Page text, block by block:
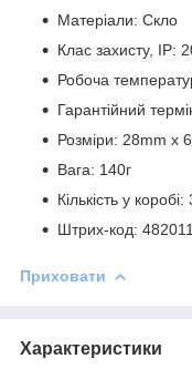
Матеріали: Скло
Клас захисту, IP:
Робоча
Гарантійний
Розміри: 28mm x
Вага: 140г
Кількість у коробі:
Штрих-код:
Приховати
Характеристики